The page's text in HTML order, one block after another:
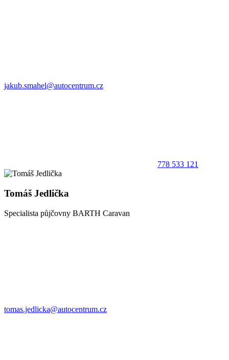
jakub.smahel@autocentrum.cz
778 533 121
Tomáš Jedlička
Specialista půjčovny BARTH Caravan
tomas.jedlicka@autocentrum.cz